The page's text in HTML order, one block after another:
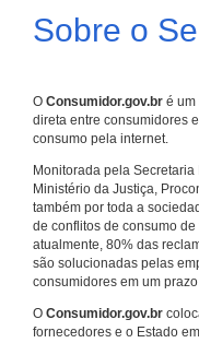
Sobre o
O Consumidor.gov.br é um
direta entre consumidores
consumo pela internet.
Monitorada pela
Ministério da Justiça,
também por toda a
de conflitos de consumo
atualmente, 80% das
são solucionadas pelas
consumidores em um
O Consumidor.gov.br
fornecedores e o Estado